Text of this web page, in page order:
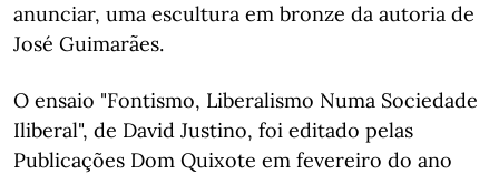
anunciar, uma escultura em bronze da autoria de
José Guimarães.
O ensaio "Fontismo, Liberalismo Numa Sociedade
Iliberal", de David Justino, foi editado pelas
Publicações Dom Quixote em fevereiro do ano